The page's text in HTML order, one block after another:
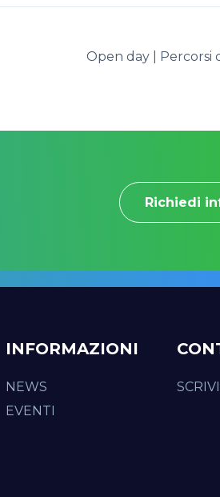
Open day | Percorsi
Richiedi
INFORMAZIONI
NEWS
EVENTI